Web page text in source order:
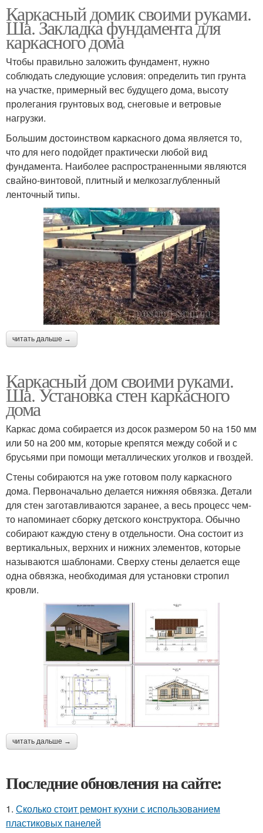
Каркасный домик своими руками.
Ша. Закладка фундамента для
каркасного дома
Чтобы правильно заложить фундамент, нужно
соблюдать следующие условия: определить тип грунта
на участке, примерный вес будущего дома, высоту
пролегания грунтовых вод, снеговые и ветровые
нагрузки.
Большим достоинством каркасного дома является то,
что для него подойдет практически любой вид
фундамента. Наиболее распространенными являются
свайно-винтовой, плитный и мелкозаглубленный
ленточный типы.
читать дальше →
Каркасный дом своими руками.
Ша. Установка стен каркасного
дома
Каркас дома собирается из досок размером 50 на 150 мм
или 50 на 200 мм, которые крепятся между собой и с
брусьями при помощи металлических уголков и гвоздей.
Стены собираются на уже готовом полу каркасного
дома. Первоначально делается нижняя обвязка. Детали
для стен заготавливаются заранее, а весь процесс чем-
то напоминает сборку детского конструктора. Обычно
собирают каждую стену в отдельности. Она состоит из
вертикальных, верхних и нижних элементов, которые
называются шаблонами. Сверху стены делается еще
одна обвязка, необходимая для установки стропил
кровли.
читать дальше →
Последние обновления на сайте:
1. Сколько стоит ремонт кухни с использованием
пластиковых панелей